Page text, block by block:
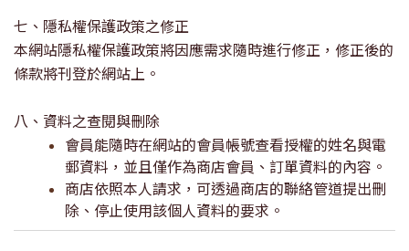
七、隱私權保護政策之修正
本網站隱私權保護政策將因應需求隨時進行修正，修正後的
條款將刊登於網站上。
八、資料之查閱與刪除
會員能隨時在網站的會員帳號查看授權的姓名與電
郵資料，並且僅作為商店會員、訂單資料的內容。
商店依照本人請求，可透過商店的聯絡管道提出刪
除、停止使用該個人資料的要求 。